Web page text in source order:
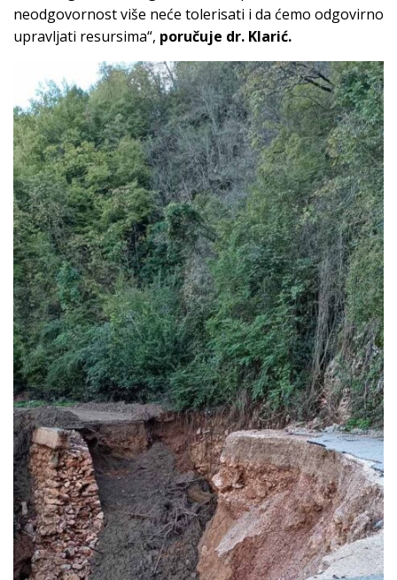
neodgovornost više neće tolerisati i da ćemo odgovirno
upravljati resursima“, poručuje dr. Klarić.